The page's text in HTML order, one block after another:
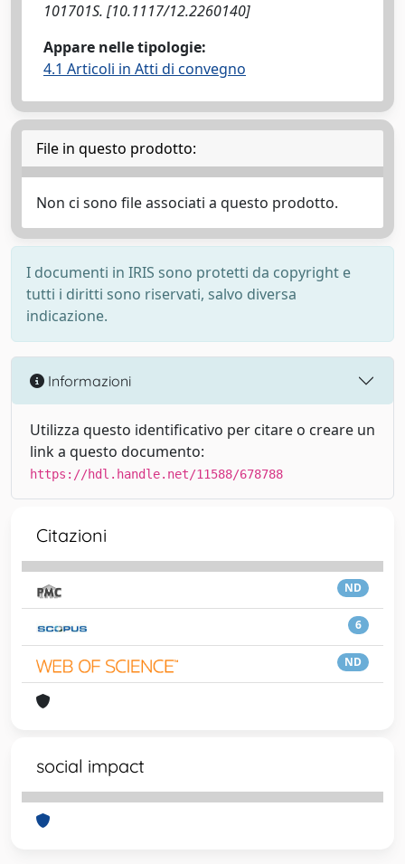
101701S. [10.1117/12.2260140]
Appare nelle tipologie:
4.1 Articoli in Atti di convegno
File in questo prodotto:
Non ci sono file associati a questo prodotto.
I documenti in IRIS sono protetti da copyright e
tutti i diritti sono riservati, salvo diversa
indicazione.
Informazioni
Utilizza questo identificativo per citare o creare un
link a questo documento:
https://hdl.handle.net/11588/678788
Citazioni
ND
6
ND
social impact